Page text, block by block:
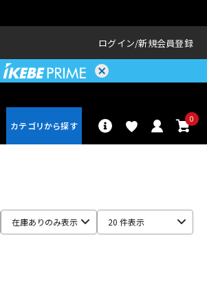
ログイン 新規会員登録
0
在庫ありのみ表示 20 件表示